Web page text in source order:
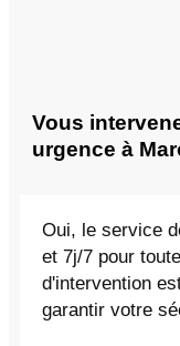
Vous
urgence à
Oui, le service
et 7j/7 pour
d'intervention
garantir votre